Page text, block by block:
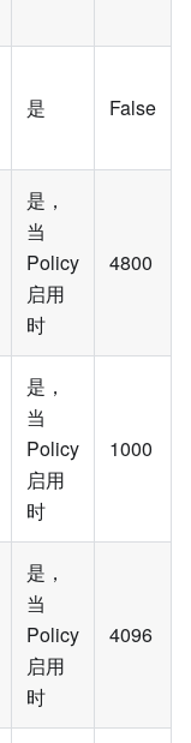
是 False
是，
当
Policy
启用
时
4800
是，
当
Policy
启用
时
1000
是，
当
Policy
启用
时
4096